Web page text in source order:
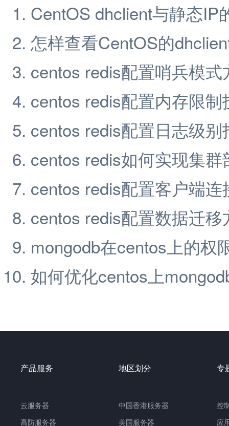
CentOS dhclient与静态IP
怎样查看CentOS的
centos redis配置哨兵模式
centos redis配置内存限制
centos redis配置日志级别
centos redis如何实现集群
centos redis配置客户端连
centos redis配置数据迁移
mongodb在centos上的权
如何优化centos上
产品服务
云服务器
高防服务器
地区划分
中国香港服务器
美国服务器
专
控
应